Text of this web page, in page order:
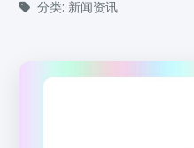
分类: 新闻资讯